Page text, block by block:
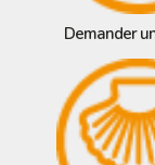
Demander